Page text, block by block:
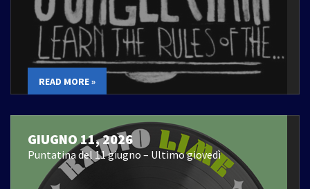
READ MORE »
GIUGNO 11, 2026
Puntatina del 11 giugno – Ultimo giovedì